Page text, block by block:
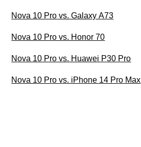
Nova 10 Pro vs. Galaxy A73
Nova 10 Pro vs. Honor 70
Nova 10 Pro vs. Huawei P30 Pro
Nova 10 Pro vs. iPhone 14 Pro Max